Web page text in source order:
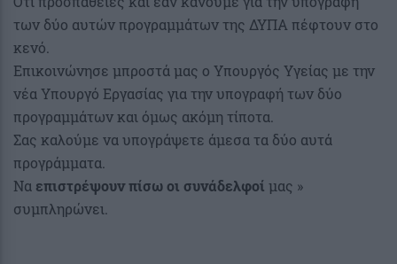
των δύο αυτών προγραμμάτων της ΔΥΠΑ πέφτουν στο
κενό.
Επικοινώνησε μπροστά μας ο Υπουργός Υγείας με την
νέα Υπουργό Εργασίας για την υπογραφή των δύο
προγραμμάτων και όμως ακόμη τίποτα.
Σας καλούμε να υπογράψετε άμεσα τα δύο αυτά
προγράμματα.
Να επιστρέψουν πίσω οι συνάδελφοί μας »
συμπληρώνει.